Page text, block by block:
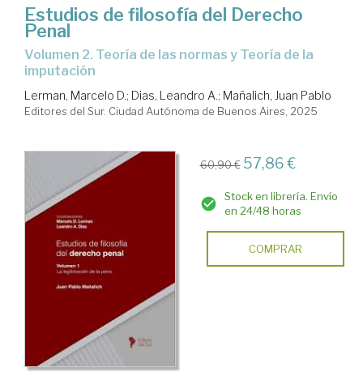
Estudios de filosofía del Derecho
Penal
Volumen 2. Teoría de las normas y Teoría de la
imputación
Lerman, Marcelo D.; Dias, Leandro A.; Mañalich, Juan Pablo
Editores del Sur. Ciudad Autónoma de Buenos Aires, 2025
60,90 € 57,86 €
Stock en librería. Envío
en 24/48 horas
COMPRAR